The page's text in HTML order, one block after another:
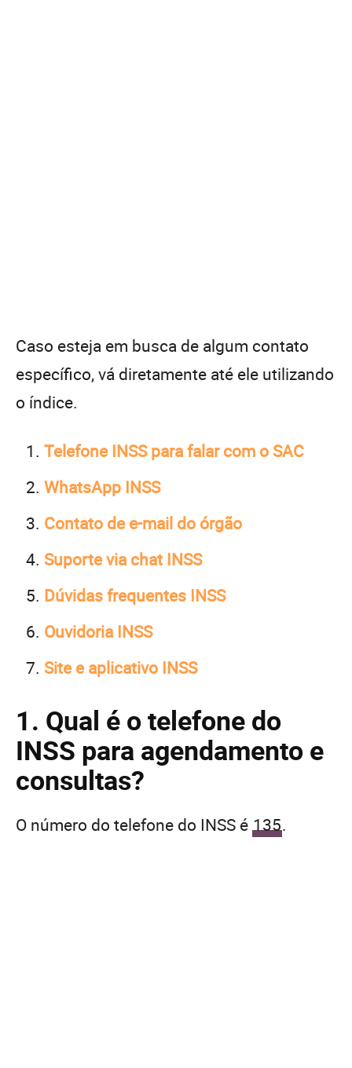
Caso esteja em busca de algum contato
específico, vá diretamente até ele utilizando
o índice.
Telefone INSS para falar com o SAC
WhatsApp INSS
Contato de e-mail do órgão
Suporte via chat INSS
Dúvidas frequentes INSS
Ouvidoria INSS
Site e aplicativo INSS
1. Qual é o telefone do
INSS para agendamento e
consultas?
O número do telefone do INSS é 135.